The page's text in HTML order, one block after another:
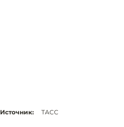
Источник: ТАСС